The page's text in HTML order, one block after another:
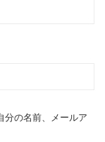
分の名前、メールア